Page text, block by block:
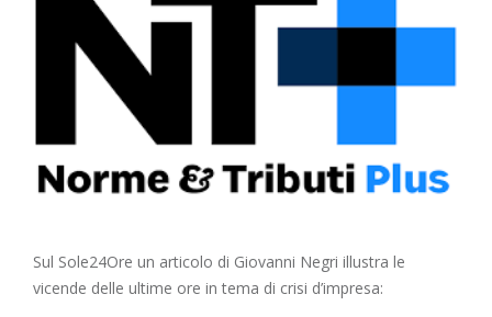
Sul Sole24Ore un articolo di Giovanni Negri illustra le
vicende delle ultime ore in tema di crisi d’impresa: